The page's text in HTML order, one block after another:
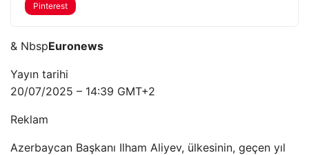
Pinterest
& NbspEuronews
Yayın tarihi
20/07/2025 – 14:39 GMT+2
Reklam
Azerbaycan Başkanı Ilham Aliyev, ülkesinin, geçen yıl